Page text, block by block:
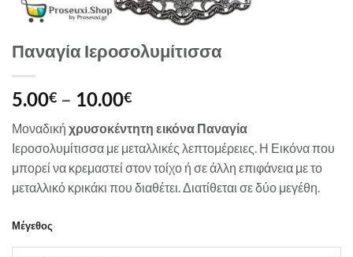
Παναγία Ιεροσολυμίτισσα
5.00€ – 10.00€Price
range:
5.00€
through
10.00€
Μοναδική χρυσοκέντητη εικόνα Παναγία
Ιεροσολυμίτισσα με μεταλλικές λεπτομέρειες. Η Εικόνα που
μπορεί να κρεμαστεί στον τοίχο ή σε άλλη επιφάνεια με το
μεταλλικό κρικάκι που διαθέτει. Διατίθεται σε δύο μεγέθη.
Μέγεθος